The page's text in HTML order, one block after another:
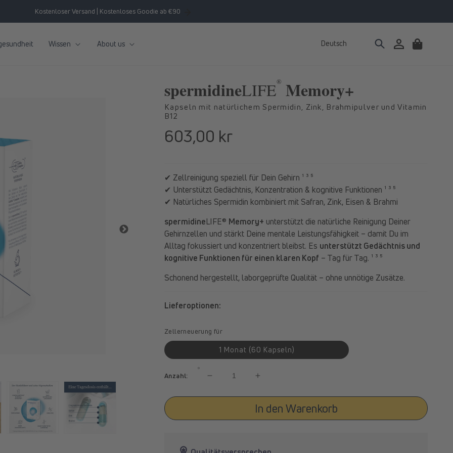
Kostenloser Versand | Kostenloses Goodie ab €90
Wissen About us Deutsch EinloggenWarenkorb
spermidineLIFE® Memory+
Kapseln mit natürlichem Spermidin, Zink, Brahmipulver und Vitamin
B12
Normaler
603,00 kr
✔ Zellreinigung speziell für Dein Gehirn ¹ ³ ⁵
✔ Unterstützt Gedächtnis, Konzentration & kognitive Funktionen ¹ ³ ⁵
✔ Natürliches Spermidin kombiniert mit Safran, Zink, Eisen & Brahmi
spermidineLIFE® Memory+ unterstützt die natürliche Reinigung Deiner
Gehirnzellen und stärkt Deine mentale Leistungsfähigkeit – damit Du im
Alltag fokussiert und konzentriert bleibst. Es unterstützt Gedächtnis und
kognitive Funktionen für einen klaren Kopf – Tag für Tag. ¹ ³ ⁵
Schonend hergestellt, laborgeprüfte Qualität – ohne unnötige Zusätze.
Lieferoptionen:
Zellerneuerung für
1 Monat (60 Kapseln)
Anzahl:
Verringere
spermidineLIFE®
Erhöhe
für
spermidineLIFE®
In den Warenkorb